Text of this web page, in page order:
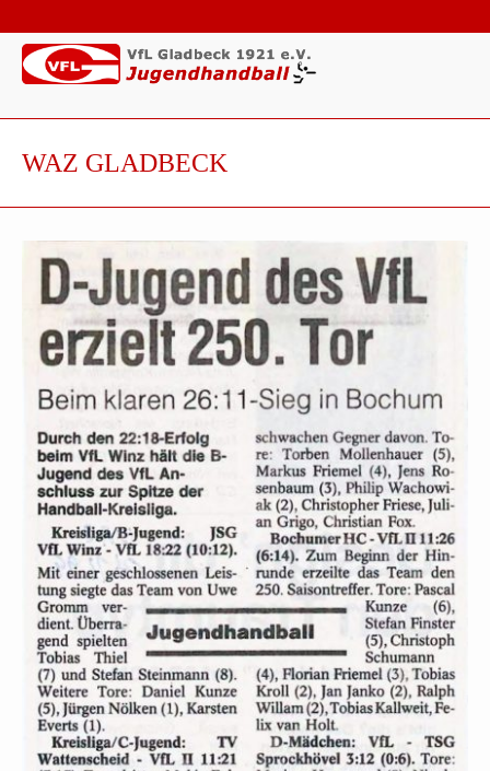
WAZ GLADBECK